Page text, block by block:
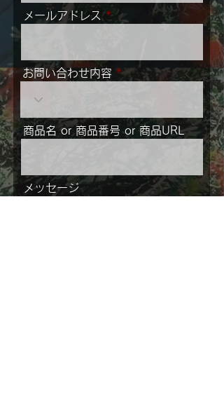
メールアドレス
お問い合わせ内容
商品名 or 商品番号 or 商品URL
メッセージ